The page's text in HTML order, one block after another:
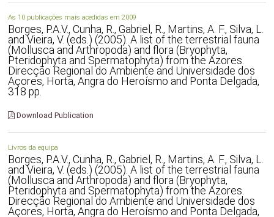
As 10 publicações mais acedidas em 2009
Borges, P.A.V., Cunha, R., Gabriel, R., Martins, A. F., Silva, L.
and Vieira, V. (eds.) (2005). A list of the terrestrial fauna
(Mollusca and Arthropoda) and flora (Bryophyta,
Pteridophyta and Spermatophyta) from the Azores.
Direcção Regional do Ambiente and Universidade dos
Açores, Horta, Angra do Heroísmo and Ponta Delgada,
318 pp.
Download Publication
Livros da equipa
Borges, P.A.V., Cunha, R., Gabriel, R., Martins, A. F., Silva, L.
and Vieira, V. (eds.) (2005). A list of the terrestrial fauna
(Mollusca and Arthropoda) and flora (Bryophyta,
Pteridophyta and Spermatophyta) from the Azores.
Direcção Regional do Ambiente and Universidade dos
Açores, Horta, Angra do Heroísmo and Ponta Delgada,